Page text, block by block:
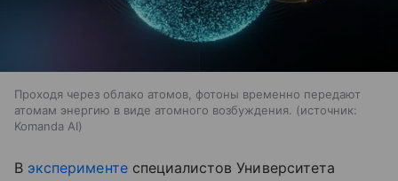
Проходя через облако атомов, фотоны временно передают
атомам энергию в виде атомного возбуждения.
источник:
Komanda AI
В экспериментеспециалистов Университета